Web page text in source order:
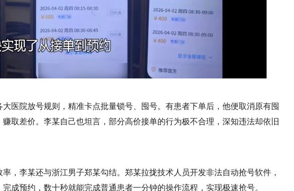
医院放号规则，精准卡点批量锁号、囤号。有患者下单后，他便取消原有囤
取差价。李某自己也坦言，部分高价接单的行为极不合理，深知违法却依旧
，李某还与浙江男子郑某勾结。郑某拉拢技术人员开发非法自动抢号软件，
成预约，数十秒就能完成普通患者一分钟的操作流程，实现极速抢号。